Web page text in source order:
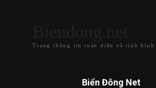
Trang thông tin toàn diện về tình hình
Biển Đông Net